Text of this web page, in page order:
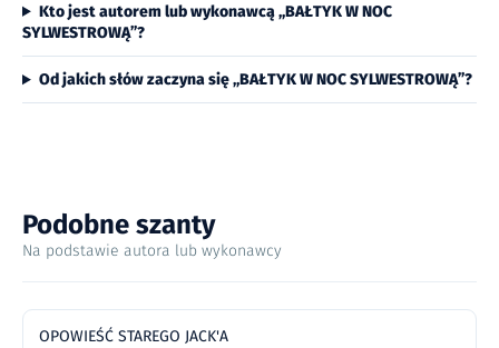
Kto jest autorem lub wykonawcą „BAŁTYK W NOC
SYLWESTROWĄ”?
Od jakich słów zaczyna się „BAŁTYK W NOC SYLWESTROWĄ”?
Podobne szanty
Na podstawie autora lub wykonawcy
OPOWIEŚĆ STAREGO JACK'A